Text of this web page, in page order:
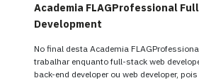
Academia FLAGProfessional
Development
No final desta Academia
trabalhar enquanto full-stack web
back-end developer ou web developer,